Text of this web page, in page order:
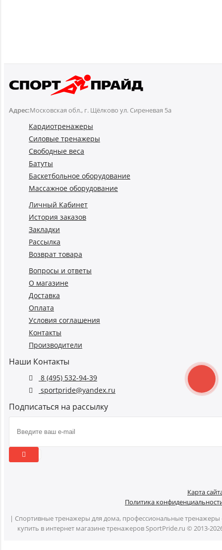
Адрес:Московская обл., г. Щёлково ул. Сиреневая 5а
Кардиотренажеры
Силовые тренажеры
Свободные веса
Батуты
Баскетбольное оборудование
Массажное оборудование
Личный Кабинет
История заказов
Закладки
Рассылка
Возврат товара
Вопросы и ответы
О магазине
Доставка
Оплата
Условия соглашения
Контакты
Производители
Наши Контакты
8 (495) 532-94-39
sportpride@yandex.ru
Подписаться на рассылку
Карта
Политика
| Спортивные тренажеры для дома, профессиональные тренажеры
купить в интернет магазине тренажеров SportPride.ru © 2013-